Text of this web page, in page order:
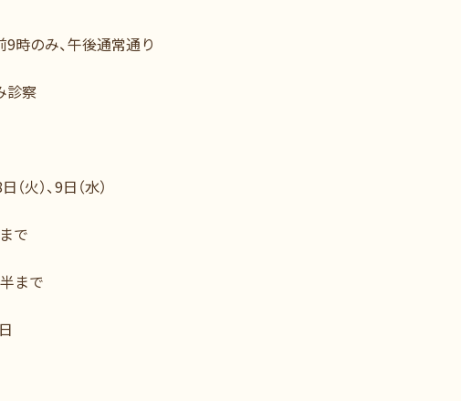
のみ、午後通常通り
診察
火）、9日（水）
で
まで